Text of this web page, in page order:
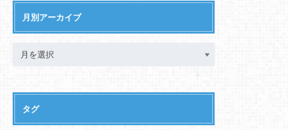
月別アーカイブ
タグ